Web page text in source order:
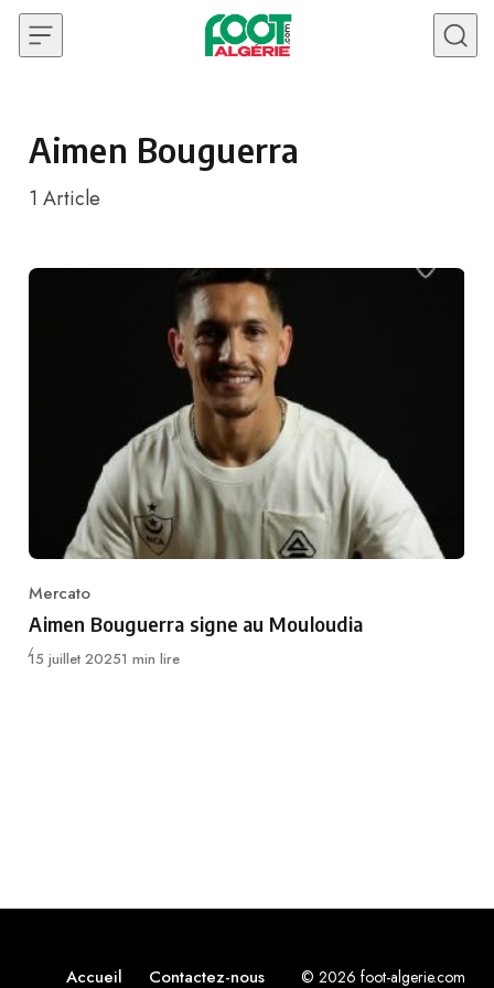
Skip to content
Aimen Bouguerra
1 Article
Category
Mercato
Aimen Bouguerra signe au Mouloudia
Publié
15 juillet 20251 min lire
Accueil Contactez-nous © 2026 foot-algerie.com